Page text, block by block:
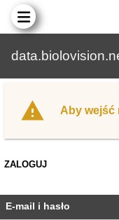
Aby wejść
ZALOGUJ
E-mail i hasło